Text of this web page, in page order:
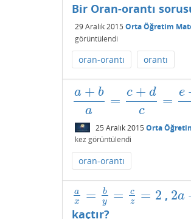
Bir Oran-orantı
29 Aralık 2015 Orta Öğretim
görüntülendi
oran-orantı orantı
a + b
a
=
c + d
c
=
e
a+ba=c +d c=e+f= 3k+ 1
25 Aralık 2015 Orta
kez görüntülendi
oran-orantı
a
x
=
b
y
=
c
z
= 2
ax =b =c z= 2 , 2a
2a+
kaçtır?